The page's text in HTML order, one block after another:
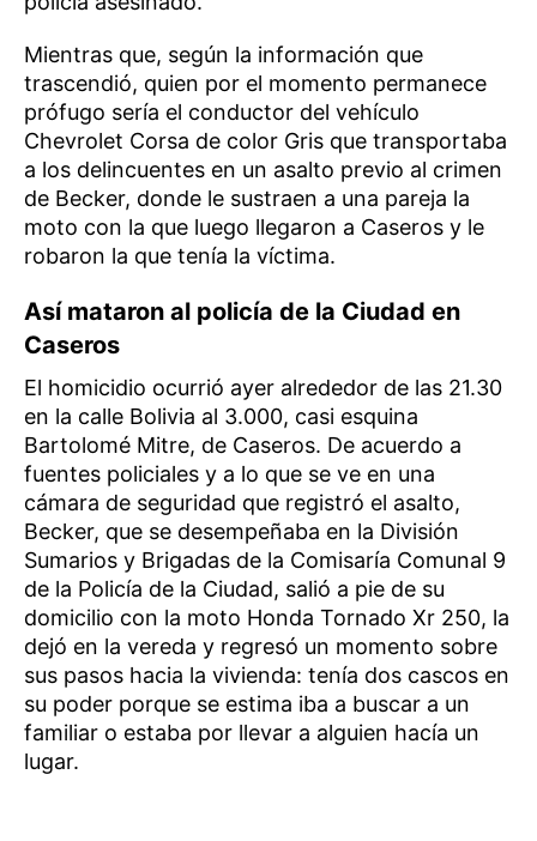
Mientras que, según la información que
trascendió, quien por el momento permanece
prófugo sería el conductor del vehículo
Chevrolet Corsa de color Gris que transportaba
a los delincuentes en un asalto previo al crimen
de Becker, donde le sustraen a una pareja la
moto con la que luego llegaron a Caseros y le
robaron la que tenía la víctima.
Así mataron al policía de la Ciudad en
Caseros
El homicidio ocurrió ayer alrededor de las 21.30
en la calle Bolivia al 3.000, casi esquina
Bartolomé Mitre, de Caseros. De acuerdo a
fuentes policiales y a lo que se ve en una
cámara de seguridad que registró el asalto,
Becker, que se desempeñaba en la División
Sumarios y Brigadas de la Comisaría Comunal 9
de la Policía de la Ciudad, salió a pie de su
domicilio con la moto Honda Tornado Xr 250, la
dejó en la vereda y regresó un momento sobre
sus pasos hacia la vivienda: tenía dos cascos en
su poder porque se estima iba a buscar a un
familiar o estaba por llevar a alguien hacía un
lugar.